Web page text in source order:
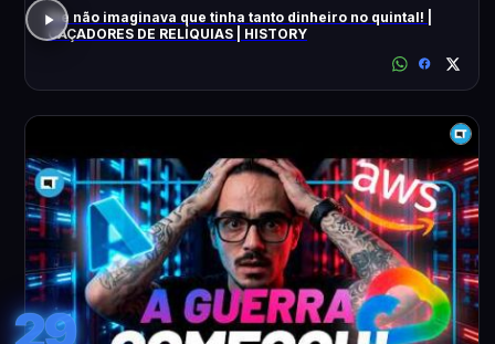
Ele não imaginava que tinha tanto dinheiro no quintal! |
CAÇADORES DE RELÍQUIAS | HISTORY